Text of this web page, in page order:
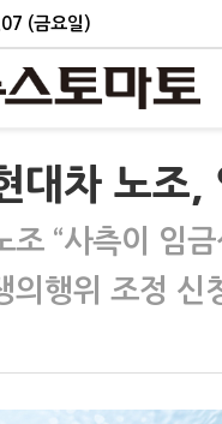
(금요일)
대차 노조,
조 “사측이 임
의행위 조정 신